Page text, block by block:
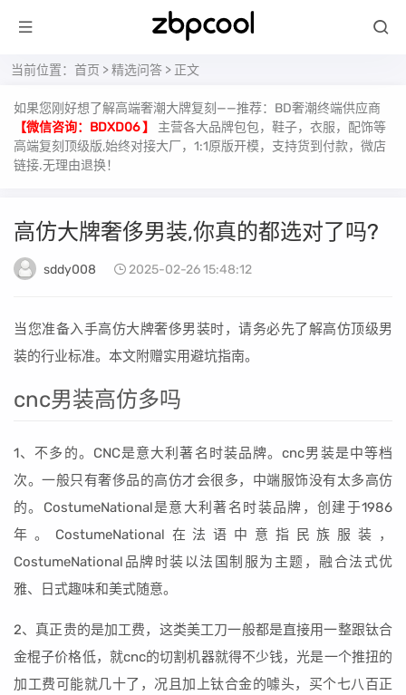
当前位置： 首页 >精选问答 > 正文
如果您刚好想了解高端奢潮大牌复刻——推荐：BD奢潮终端供应商
【微信咨询：BDXD06 】
主营各大品牌包包，鞋子，衣服，配饰等
高端复刻顶级版,始终对接大厂，1:1原版开模，支持货到付款，微店
链接.无理由退换！
高仿大牌奢侈男装,你真的都选对了吗?
sddy008 2025-02-26 15:48:12
当您准备入手高仿大牌奢侈男装时，请务必先了解高仿顶级男
装的行业标准。本文附赠实用避坑指南。
cnc男装高仿多吗
1、不多的。CNC是意大利著名时装品牌。cnc男装是中等档
次。一般只有奢侈品的高仿才会很多，中端服饰没有太多高仿
的。CostumeNational是意大利著名时装品牌，创建于1986
年。CostumeNational在法语中意指民族服装，
CostumeNational品牌时装以法国制服为主题，融合法式优
雅、日式趣味和美式随意。
2、真正贵的是加工费，这类美工刀一般都是直接用一整跟钛合
金棍子价格低，就cnc的切割机器就得不少钱，光是一个推扭的
加工费可能就几十了，况且加上钛合金的噱头，买个七八百正